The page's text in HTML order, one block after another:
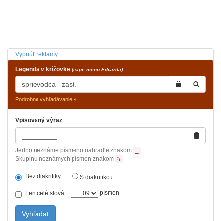
Vypnúť reklamy
Legenda v krížovke (napr. meno Eduarda)
Podrobné vyhľadávanie »
Vpisovaný výraz
Jedno neznáme písmeno nahraďte znakom
Skupinu neznámych písmen znakom %
Bez diakritiky S diakritikou
Len celé slová písmen
Vyhľadať